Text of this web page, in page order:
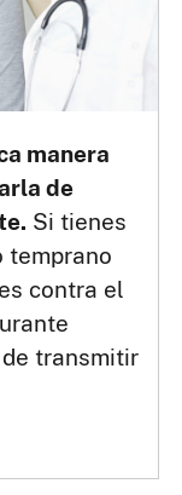
manera
de
Si tienes
temprano
contra el
transmitir